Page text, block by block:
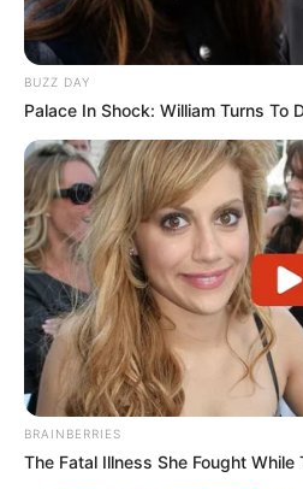
BUZZ DAY
Palace In Shock: William Turns To
BRAINBERRIES
The Fatal Illness She Fought While